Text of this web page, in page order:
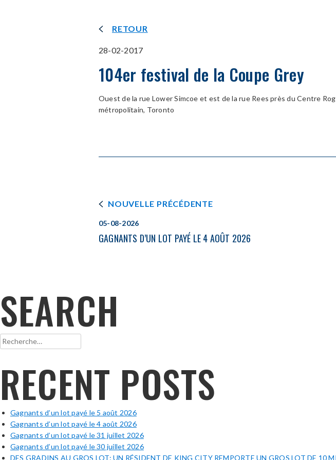
RETOUR
28-02-2017
104er festival de la Coupe Grey
Ouest de la rue Lower Simcoe et est de la rue Rees près du Centre
métropolitain, Toronto
NOUVELLE PRÉCÉDENTE
05-08-2026
GAGNANTS D’UN LOT PAYÉ LE 4 AOÛT 2026
SEARCH
Rechercher :
RECENT POSTS
Gagnants d’un lot payé le 5 août 2026
Gagnants d’un lot payé le 4 août 2026
Gagnants d’un lot payé le 31 juillet 2026
Gagnants d’un lot payé le 30 juillet 2026
DES GRADINS AU GROS LOT: UN RÉSIDENT DE KING CITY REMPORTE UN GROS LOT DE 10